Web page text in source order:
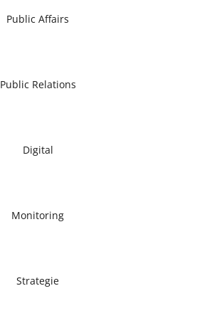
Public Affairs
Public Relations
Digital
Monitoring
Strategie